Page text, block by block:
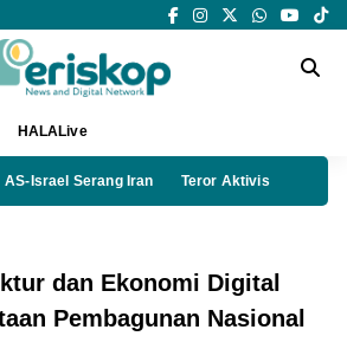
HALALive
AS-Israel Serang Iran Teror Aktivis
dan Ekonomi Digital
Pembagunan Nasional